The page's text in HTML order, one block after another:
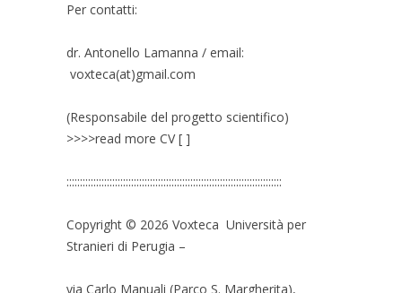
Per contatti:
dr. Antonello Lamanna / email:
voxteca(at)gmail.com
(Responsabile del progetto scientifico)
>>>>read more CV [ ]
::::::::::::::::::::::::::::::::::::::::::::::::::::::::::::::::::::::::::::::::
Copyright © 2026 Voxteca Università per
Stranieri di Perugia –
via Carlo Manuali (Parco S. Margherita),